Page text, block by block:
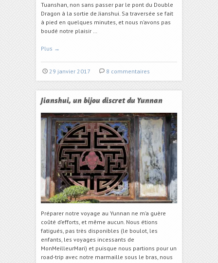
Tuanshan, non sans passer par le pont du Double
Dragon à la sortie de Jianshui. Sa traversée se fait
à pied en quelques minutes, et nous n’avons pas
boudé notre plaisir …
Plus →
29 janvier 2017 8 commentaires
Jianshui, un bijou discret du Yunnan
Préparer notre voyage au Yunnan ne m’a guère
coûté d’efforts, et même aucun. Nous étions
fatigués, pas très disponibles (le boulot, les
enfants, les voyages incessants de
MonMeilleurMari) et puisque nous partions pour un
road-trip avec notre marmaille sous le bras, nous